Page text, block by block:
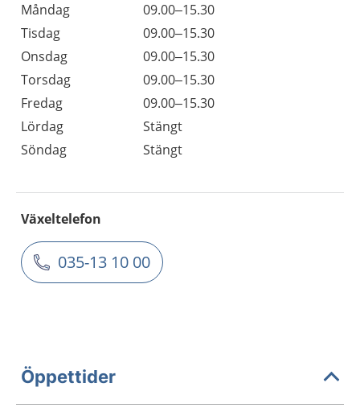
Måndag
09.00–15.30
Tisdag
09.00–15.30
Onsdag
09.00–15.30
Torsdag
09.00–15.30
Fredag
09.00–15.30
Lördag
Stängt
Söndag
Stängt
Växeltelefon
035-13 10 00
Öppettider